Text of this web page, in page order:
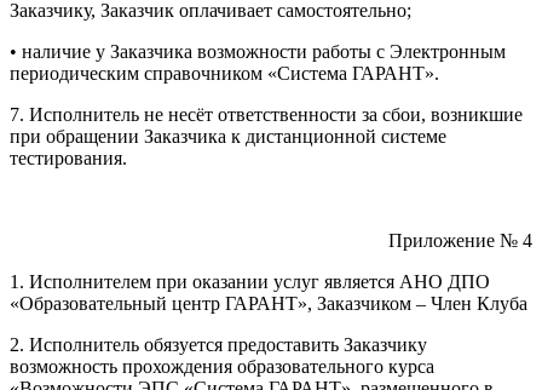
Заказчику, Заказчик оплачивает самостоятельно;
• наличие у Заказчика возможности работы с Электронным
периодическим справочником «Система ГАРАНТ».
7. Исполнитель не несёт ответственности за сбои, возникшие
при обращении Заказчика к дистанционной системе
тестирования.
Приложение № 4
1. Исполнителем при оказании услуг является АНО ДПО
«Образовательный центр ГАРАНТ», Заказчиком – Член Клуба
2. Исполнитель обязуется предоставить Заказчику
возможность прохождения образовательного курса